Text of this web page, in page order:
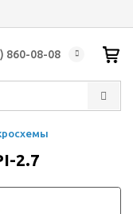
860-08-08
2.7